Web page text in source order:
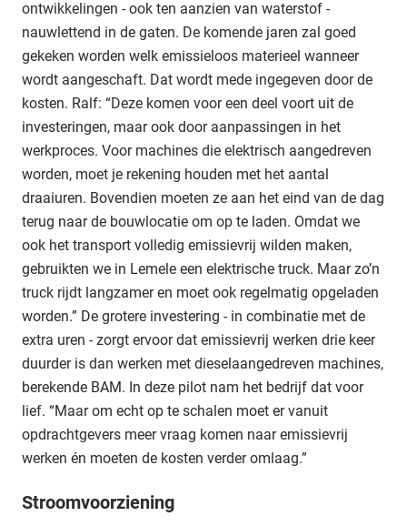
ontwikkelingen - ook ten aanzien van waterstof -
nauwlettend in de gaten. De komende jaren zal goed
gekeken worden welk emissieloos materieel wanneer
wordt aangeschaft. Dat wordt mede ingegeven door de
kosten. Ralf: “Deze komen voor een deel voort uit de
investeringen, maar ook door aanpassingen in het
werkproces. Voor machines die elektrisch aangedreven
worden, moet je rekening houden met het aantal
draaiuren. Bovendien moeten ze aan het eind van de dag
terug naar de bouwlocatie om op te laden. Omdat we
ook het transport volledig emissievrij wilden maken,
gebruikten we in Lemele een elektrische truck. Maar zo’n
truck rijdt langzamer en moet ook regelmatig opgeladen
worden.” De grotere investering - in combinatie met de
extra uren - zorgt ervoor dat emissievrij werken drie keer
duurder is dan werken met dieselaangedreven machines,
berekende BAM. In deze pilot nam het bedrijf dat voor
lief. “Maar om echt op te schalen moet er vanuit
opdrachtgevers meer vraag komen naar emissievrij
werken én moeten de kosten verder omlaag.”
Stroomvoorziening